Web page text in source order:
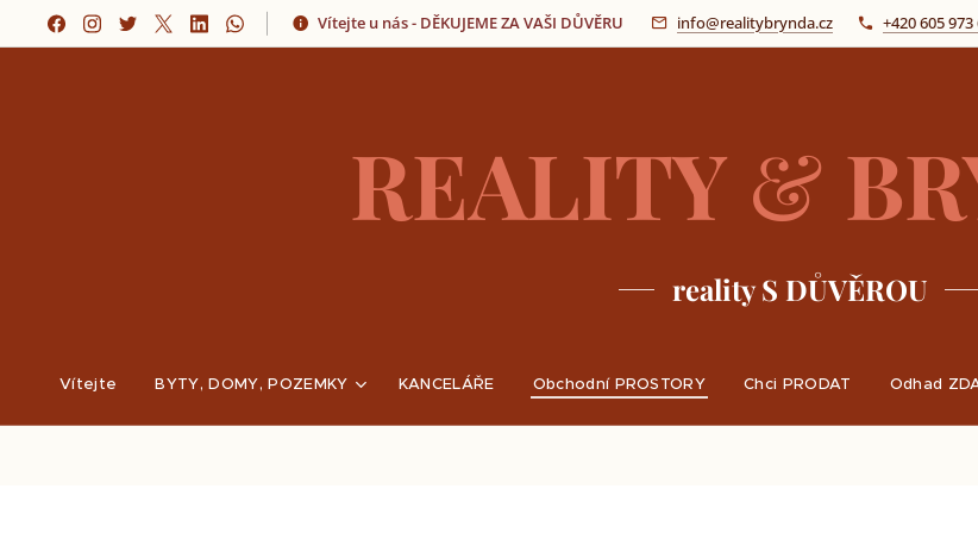
Vítejte u nás - DĚKUJEME ZA VAŠI DŮVĚRU info@realitybrynda.cz +420 605 973
REALITY &
reality S DŮVĚROU
Vítejte BYTY, DOMY, POZEMKY KANCELÁŘE Obchodní PROSTORY Chci PRODAT Odhad